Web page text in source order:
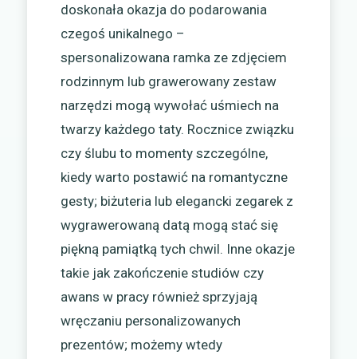
doskonała okazja do podarowania
czegoś unikalnego –
spersonalizowana ramka ze zdjęciem
rodzinnym lub grawerowany zestaw
narzędzi mogą wywołać uśmiech na
twarzy każdego taty. Rocznice związku
czy ślubu to momenty szczególne,
kiedy warto postawić na romantyczne
gesty; biżuteria lub elegancki zegarek z
wygrawerowaną datą mogą stać się
piękną pamiątką tych chwil. Inne okazje
takie jak zakończenie studiów czy
awans w pracy również sprzyjają
wręczaniu personalizowanych
prezentów; możemy wtedy